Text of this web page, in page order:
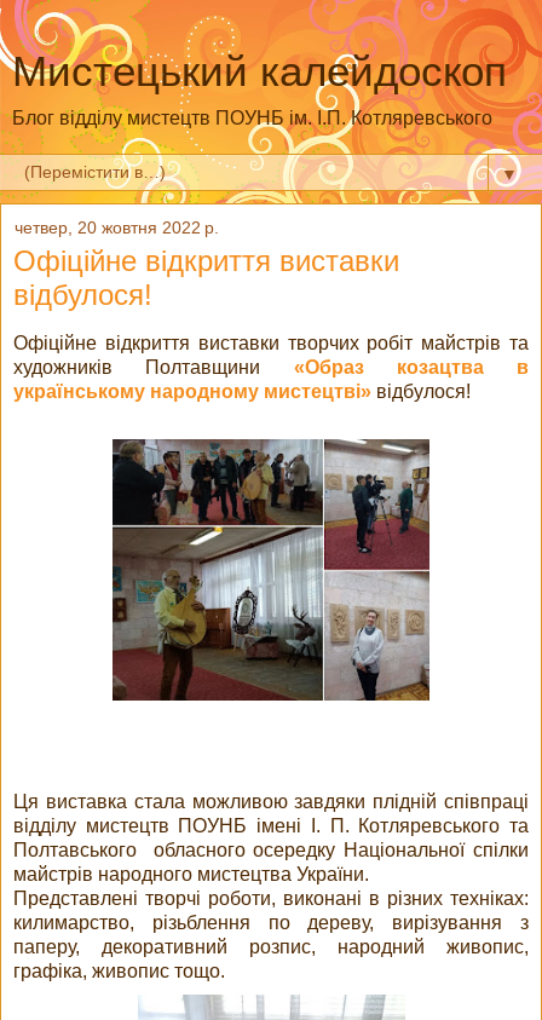
Мистецький калейдоскоп
Блог відділу мистецтв ПОУНБ ім. І.П. Котляревського
▼
четвер, 20 жовтня 2022 р.
Офіційне відкриття виставки
відбулося!
Офіційне відкриття виставки творчих робіт майстрів та
художників Полтавщини «Образ козацтва в
українському народному мистецтві» відбулося!
Ця виставка стала можливою завдяки плідній співпраці
відділу мистецтв ПОУНБ імені І. П. Котляревського та
Полтавського обласного осередку Національної спілки
майстрів народного мистецтва України.
Представлені творчі роботи, виконані в різних техніках:
килимарство, різьблення по дереву, вирізування з
паперу, декоративний розпис, народний живопис,
графіка, живопис тощо.